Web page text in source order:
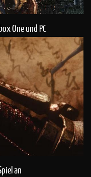
One und PC
an